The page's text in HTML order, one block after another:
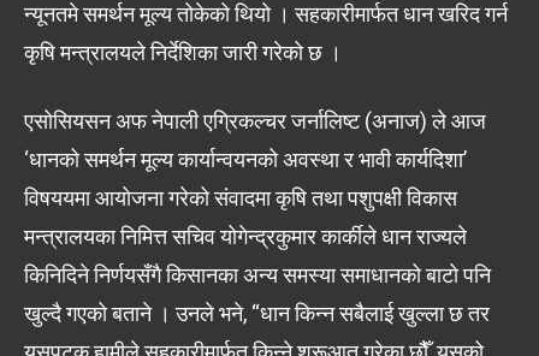
न्यूनतमे समर्थन मूल्य तोकेको थियो । सहकारीमार्फत धान खरिद गर्न
कृषि मन्त्रालयले निर्देशिका जारी गरेको छ ।
एसोसियसन अफ नेपाली एग्रिकल्चर जर्नालिष्ट (अनाज) ले आज
‘धानको समर्थन मूल्य कार्यान्वयनको अवस्था र भावी कार्यदिशा’
विषययमा आयोजना गरेको संवादमा कृषि तथा पशुपक्षी विकास
मन्त्रालयका निमित्त सचिव योगेन्द्रकुमार कार्कीले धान राज्यले
किनिदिने निर्णयसँगै किसानका अन्य समस्या समाधानको बाटो पनि
खुल्दै गएको बताने । उनले भने, “धान किन्न सबैलाई खुल्ला छ तर